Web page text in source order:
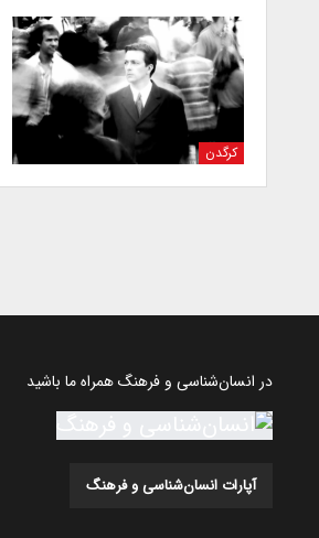
کرگدن
در انسان‌شناسی و فرهنگ همراه ما باشید
آپارات انسان‌شناسی و فرهنگ